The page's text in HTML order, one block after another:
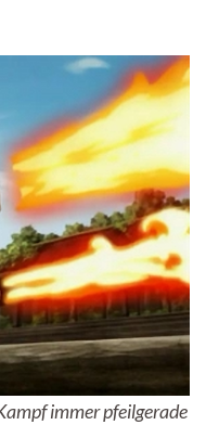
immer pfeilgerade